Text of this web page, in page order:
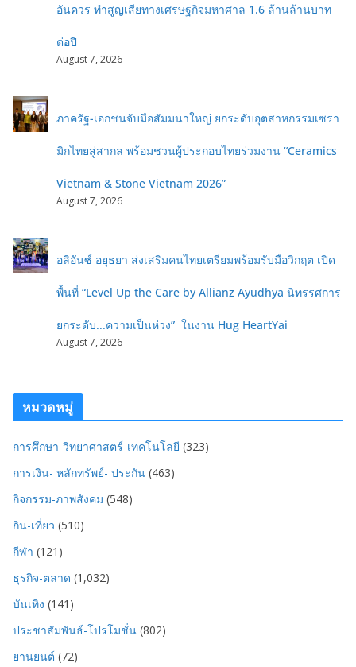
อันควร ทำสูญเสียทางเศรษฐกิจมหาศาล 1.6 ล้านล้านบาท
ต่อปี
August 7, 2026
ภาครัฐ-เอกชนจับมือสัมมนาใหญ่ ยกระดับอุตสาหกรรมเซรา
มิกไทยสู่สากล พร้อมชวนผู้ประกอบไทยร่วมงาน “Ceramics
Vietnam & Stone Vietnam 2026”
August 7, 2026
อลิอันซ์ อยุธยา ส่งเสริมคนไทยเตรียมพร้อมรับมือวิกฤต เปิด
พื้นที่ “Level Up the Care by Allianz Ayudhya นิทรรศการ
ยกระดับ...ความเป็นห่วง” ในงาน Hug HeartYai
August 7, 2026
หมวดหมู่
การศึกษา-วิทยาศาสตร์-เทคโนโลยี (323)
การเงิน- หลักทรัพย์- ประกัน (463)
กิจกรรม-ภาพสังคม (548)
กิน-เที่ยว (510)
กีฬา (121)
ธุรกิจ-ตลาด (1,032)
บันเทิง (141)
ประชาสัมพันธ์-โปรโมชั่น (802)
ยานยนต์ (72)